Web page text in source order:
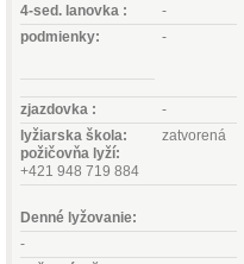
4-sed. lanovka :
-
podmienky:
-
zjazdovka :
-
lyžiarska škola:
požičovňa lyží:
+421 948 719 884
zatvorená
Denné lyžovanie:
-